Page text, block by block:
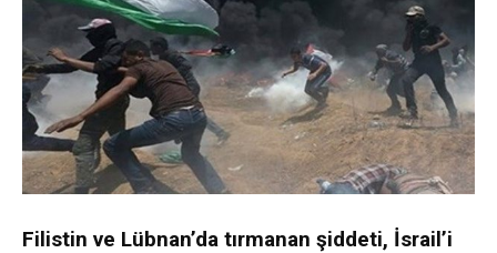
Filistin ve Lübnan’da tırmanan şiddeti, İsrail’i